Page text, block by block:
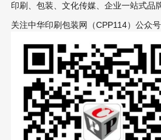
印刷、包装、文化传媒、企业一站式品
关注中华印刷包装网（CPP114）公众号